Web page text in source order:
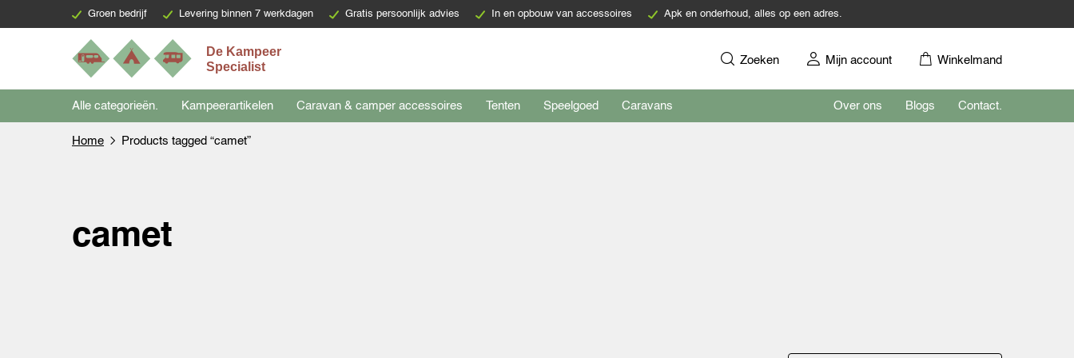
Groen bedrijf Levering binnen 7 werkdagen Gratis persoonlijk advies In en opbouw van accessoires Apk en onderhoud, alles op een adres.
Zoeken Mijn account Winkelmand
Alle categorieën. Kampeerartikelen Caravan & camper accessoires Tenten Speelgoed Caravans Over ons Blogs Contact.
Home Products tagged “camet”
camet